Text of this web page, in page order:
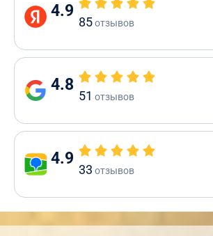
4.9
85отзывов
4.8
51 отзывов
4.9
33 отзывов